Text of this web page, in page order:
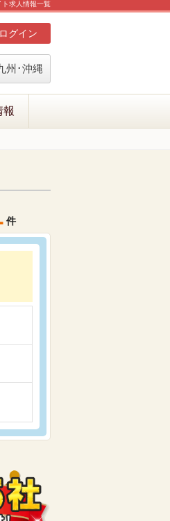
求人情報一覧
ログイン
州･沖縄
報
件